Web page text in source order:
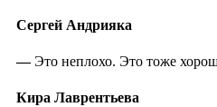
Сергей Андрияка
—Это неплохо. Это тоже
Кира Лаврентьева